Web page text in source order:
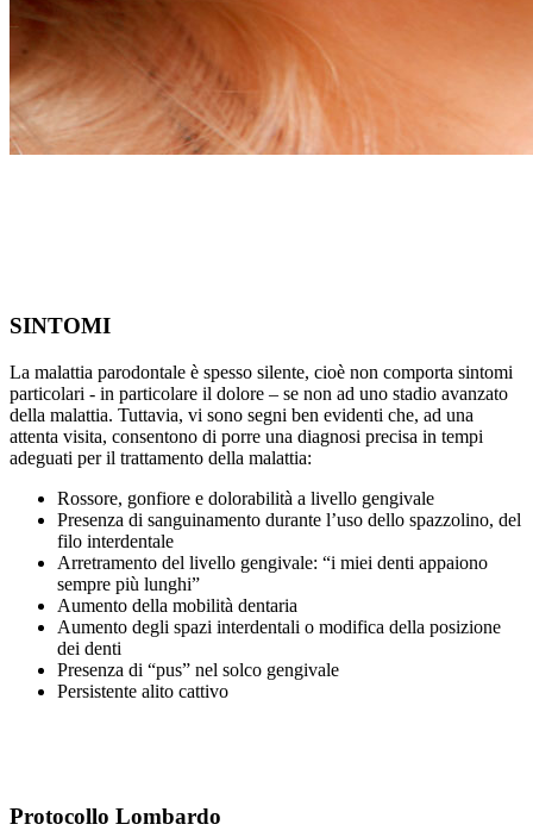
SINTOMI
La malattia parodontale è spesso silente, cioè non comporta sintomi
particolari - in particolare il dolore – se non ad uno stadio avanzato
della malattia. Tuttavia, vi sono segni ben evidenti che, ad una
attenta visita, consentono di porre una diagnosi precisa in tempi
adeguati per il trattamento della malattia:
Rossore, gonfiore e dolorabilità a livello gengivale
Presenza di sanguinamento durante l’uso dello spazzolino, del
filo interdentale
Arretramento del livello gengivale: “i miei denti appaiono
sempre più lunghi”
Aumento della mobilità dentaria
Aumento degli spazi interdentali o modifica della posizione
dei denti
Presenza di “pus” nel solco gengivale
Persistente alito cattivo
Protocollo Lombardo